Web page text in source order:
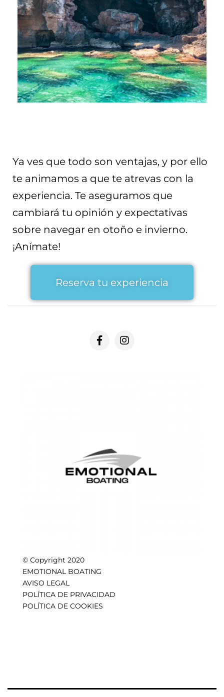
Ya ves que todo son ventajas, y por ello
te animamos a que te atrevas con la
experiencia. Te aseguramos que
cambiará tu opinión y expectativas
sobre navegar en otoño e invierno.
¡Anímate!
Reserva tu experiencia
© Copyright 2020
EMOTIONAL BOATING
AVISO LEGAL
POLÍTICA DE PRIVACIDAD
POLÍTICA DE COOKIES